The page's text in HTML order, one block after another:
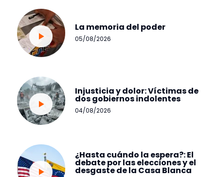
La memoria del poder
05/08/2026
Injusticia y dolor: Víctimas de
dos gobiernos indolentes
04/08/2026
¿Hasta cuándo la espera?: El
debate por las elecciones y el
desgaste de la Casa Blanca